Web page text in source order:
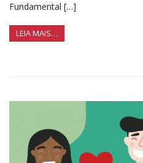
Fundamental […]
LEIA MAIS…